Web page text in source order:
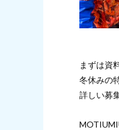
まずは資
冬休みの
詳しい募